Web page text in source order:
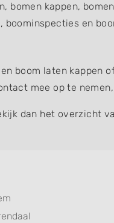
bomen kappen,
en
boom laten kappen
mee op te
dan het overzicht